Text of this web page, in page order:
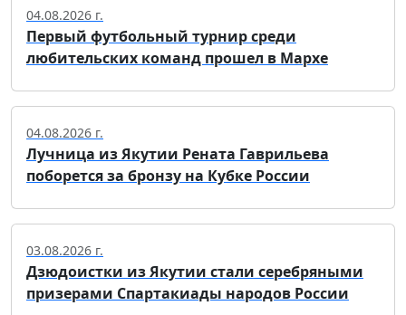
04.08.2026 г.
Первый футбольный турнир среди
любительских команд прошел в Мархе
04.08.2026 г.
Лучница из Якутии Рената Гаврильева
поборется за бронзу на Кубке России
03.08.2026 г.
Дзюдоистки из Якутии стали серебряными
призерами Спартакиады народов России